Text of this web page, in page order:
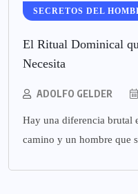
SECRETOS DEL
El Ritual Dominical
Necesita
ADOLFO GELDER
Hay una diferencia brutal
camino y un hombre que